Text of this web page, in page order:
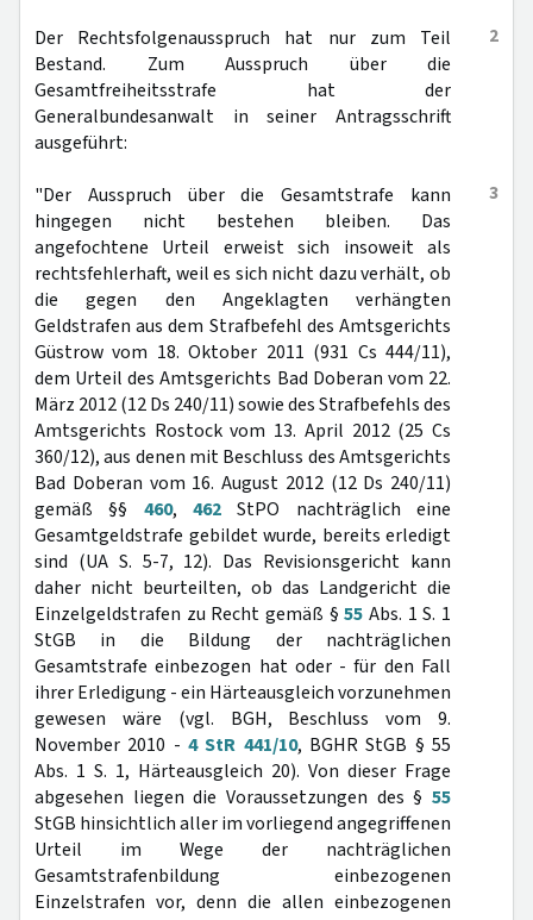
2
Der Rechtsfolgenausspruch hat nur zum Teil
Bestand. Zum Ausspruch über die
Gesamtfreiheitsstrafe hat der
Generalbundesanwalt in seiner Antragsschrift
ausgeführt:
3
"Der Ausspruch über die Gesamtstrafe kann
hingegen nicht bestehen bleiben. Das
angefochtene Urteil erweist sich insoweit als
rechtsfehlerhaft, weil es sich nicht dazu verhält, ob
die gegen den Angeklagten verhängten
Geldstrafen aus dem Strafbefehl des Amtsgerichts
Güstrow vom 18. Oktober 2011 (931 Cs 444/11),
dem Urteil des Amtsgerichts Bad Doberan vom 22.
März 2012 (12 Ds 240/11) sowie des Strafbefehls des
Amtsgerichts Rostock vom 13. April 2012 (25 Cs
360/12), aus denen mit Beschluss des Amtsgerichts
Bad Doberan vom 16. August 2012 (12 Ds 240/11)
gemäß §§ 460,462 StPO nachträglich eine
Gesamtgeldstrafe gebildet wurde, bereits erledigt
sind (UA S. 5-7, 12). Das Revisionsgericht kann
daher nicht beurteilten, ob das Landgericht die
Einzelgeldstrafen zu Recht gemäß §55 Abs. 1 S. 1
StGB in die Bildung der nachträglichen
Gesamtstrafe einbezogen hat oder - für den Fall
ihrer Erledigung - ein Härteausgleich vorzunehmen
gewesen wäre (vgl. BGH, Beschluss vom 9.
November 2010 - 4 StR 441/10, BGHR StGB § 55
Abs. 1 S. 1, Härteausgleich 20). Von dieser Frage
abgesehen liegen die Voraussetzungen des § 55
StGB hinsichtlich aller im vorliegend angegriffenen
Urteil im Wege der nachträglichen
Gesamtstrafenbildung einbezogenen
Einzelstrafen vor, denn die allen einbezogenen